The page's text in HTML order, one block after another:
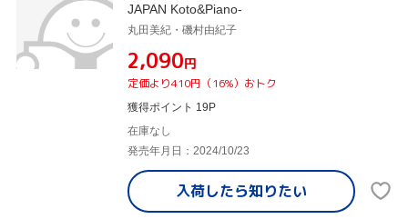
JAPAN Koto&Piano-
丸田美紀・磯村由紀子
¥2,090円
定価より410円（16%）おトク
獲得ポイント 19P
在庫なし
発売年月日：2024/10/23
入荷したら知りたい